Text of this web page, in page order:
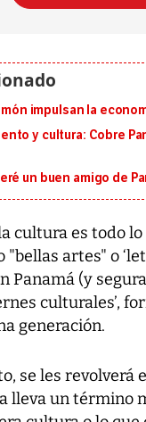
impulsan la
y cultura: Cobre
un buen amigo de
cultura es todo
"bellas artes" o
Panamá (y
culturales’,
generación.
se les revolverá
lleva un término